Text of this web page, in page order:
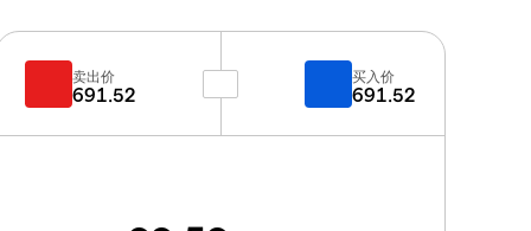
卖出价
691.52
买入价
691.52